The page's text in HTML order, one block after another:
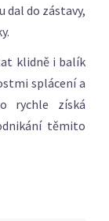
dal do zástavy,
klidně i balík
splácení a
rychle získá
těmito